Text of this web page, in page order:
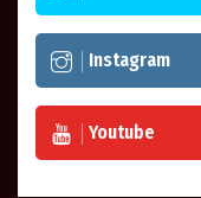
Instagram
Youtube